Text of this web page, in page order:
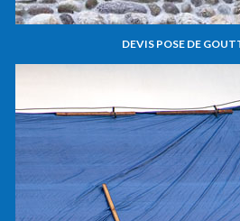
DEVIS POSE DE